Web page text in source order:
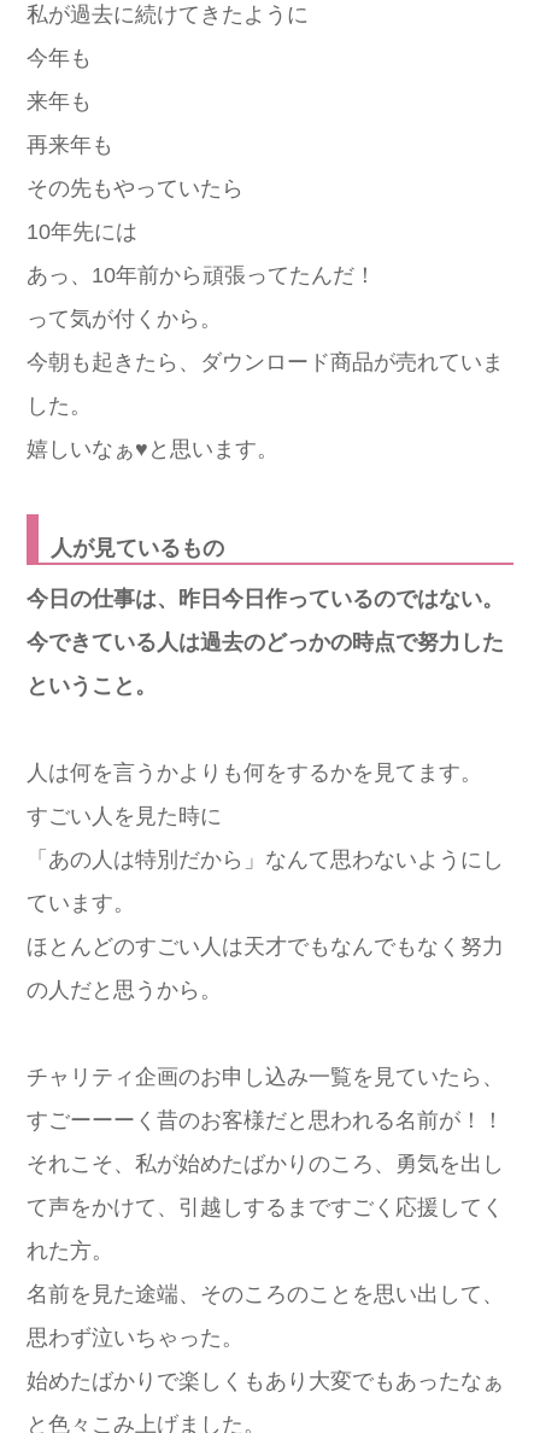
私が過去に続けてきたように
今年も
来年も
再来年も
その先もやっていたら
10年先には
あっ、10年前から頑張ってたんだ！
って気が付くから。
今朝も起きたら、ダウンロード商品が売れていま
した。
嬉しいなぁ♥と思います。
人が見ているもの
今日の仕事は、昨日今日作っているのではない。
今できている人は過去のどっかの時点で努力した
ということ。
人は何を言うかよりも何をするかを見てます。
すごい人を見た時に
「あの人は特別だから」なんて思わないようにし
ています。
ほとんどのすごい人は天才でもなんでもなく努力
の人だと思うから。
チャリティ企画のお申し込み一覧を見ていたら、
すごーーーく昔のお客様だと思われる名前が！！
それこそ、私が始めたばかりのころ、勇気を出し
て声をかけて、引越しするまですごく応援してく
れた方。
名前を見た途端、そのころのことを思い出して、
思わず泣いちゃった。
始めたばかりで楽しくもあり大変でもあったなぁ
と色々こみ上げました。